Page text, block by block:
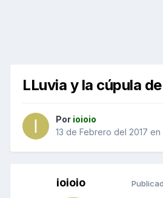
LLuvia y la cúpula
Por ioioio
13 de Febrero del 2017 en
ioioio